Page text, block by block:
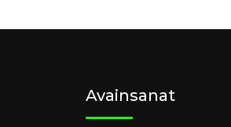
Avainsanat